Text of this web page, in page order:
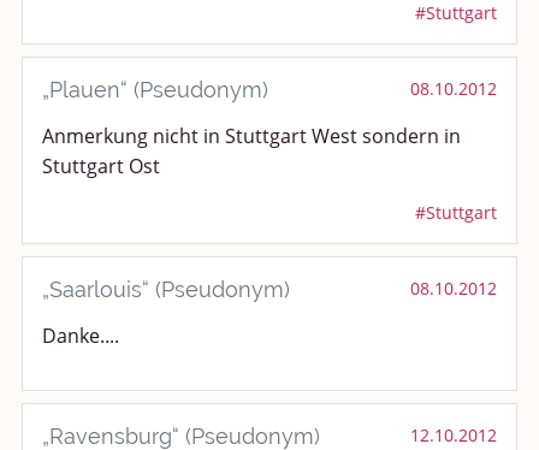
Spiel, Spaß und Sinnlosigkeit
Gewicht reduzieren
#Stuttgart
„Plauen“ (Pseudonym) 08.10.2012
Anmerkung nicht in Stuttgart West sondern in
Stuttgart Ost
#Stuttgart
„Saarlouis“ (Pseudonym) 08.10.2012
Danke....
„Ravensburg“ (Pseudonym) 12.10.2012